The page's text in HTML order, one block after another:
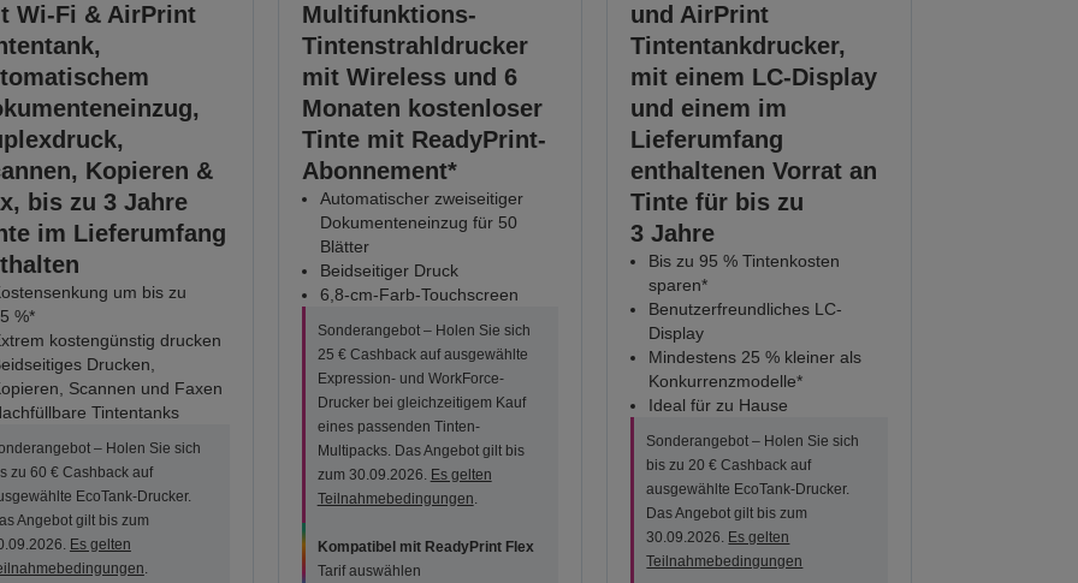
Wi-Fi & AirPrint
Kopieren &
bis zu 3 Jahre
im Lieferumfang
um bis zu
%*
kostengünstig drucken
Drucken,
Scannen und Faxen
Tintentanks
– Holen Sie sich
zu 60 € Cashback auf
EcoTank-Drucker.
Angebot gilt bis zum
Es gelten
.
Multifunktions-
Tintenstrahldrucker
mit Wireless und 6
Monaten kostenloser
Tinte mit ReadyPrint-
Abonnement*
Automatischer zweiseitiger
Dokumenteneinzug für 50
Blätter
Beidseitiger Druck
6,8-cm-Farb-Touchscreen
Sonderangebot – Holen Sie sich
25 € Cashback auf ausgewählte
Expression- und WorkForce-
Drucker bei gleichzeitigem Kauf
eines passenden Tinten-
Multipacks. Das Angebot gilt bis
zum 30.09.2026. Es gelten
Teilnahmebedingungen.
Kompatibel mit ReadyPrint Flex
Tarif auswählen
und AirPrint
Tintentankdrucker,
mit einem LC-Display
und einem im
Lieferumfang
enthaltenen Vorrat an
Tinte für bis zu
3 Jahre
Bis zu 95 % Tintenkosten
sparen*
Benutzerfreundliches LC-
Display
Mindestens 25 % kleiner als
Konkurrenzmodelle*
Ideal für zu Hause
Sonderangebot – Holen Sie sich
bis zu 20 € Cashback auf
ausgewählte EcoTank-Drucker.
Das Angebot gilt bis zum
30.09.2026. Es gelten
Teilnahmebedingungen